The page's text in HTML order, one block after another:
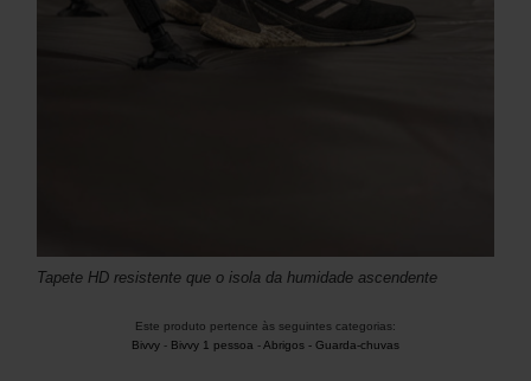
Tapete HD resistente que o isola da humidade ascendente
Este produto pertence às seguintes categorias:
Bivvy - Bivvy 1 pessoa -Abrigos - Guarda-chuvas